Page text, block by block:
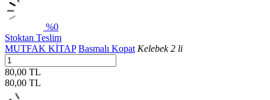
%0
Stoktan Teslim
MUTFAK KİTAP Basmalı Kopat Kelebek 2 li
80,00 TL
80,00 TL